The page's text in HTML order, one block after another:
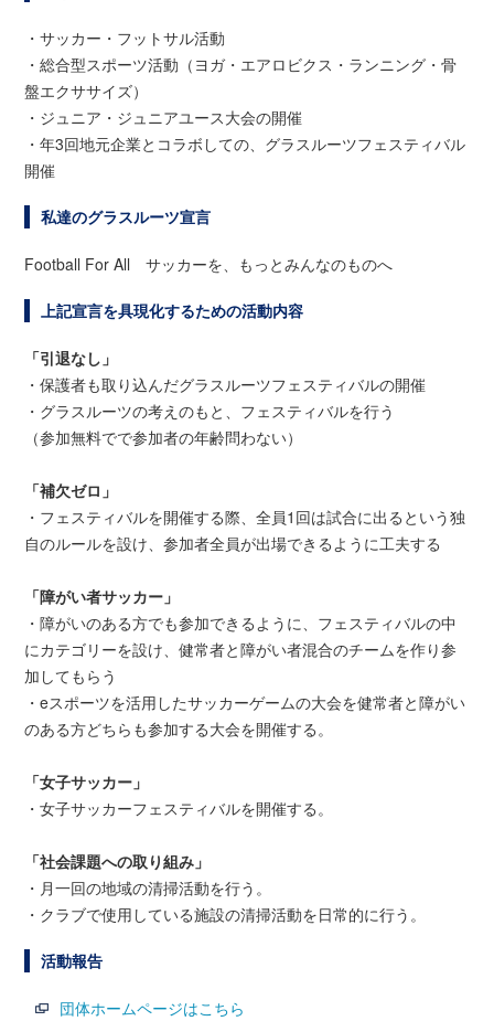
・サッカー・フットサル活動
・総合型スポーツ活動（ヨガ・エアロビクス・ランニング・骨
盤エクササイズ）
・ジュニア・ジュニアユース大会の開催
・年3回地元企業とコラボしての、グラスルーツフェスティバル
開催
私達のグラスルーツ宣言
Football For All サッカーを、もっとみんなのものへ
上記宣言を具現化するための活動内容
「引退なし」
・保護者も取り込んだグラスルーツフェスティバルの開催
・グラスルーツの考えのもと、フェスティバルを行う
（参加無料でで参加者の年齢問わない）
「補欠ゼロ」
・フェスティバルを開催する際、全員1回は試合に出るという独
自のルールを設け、参加者全員が出場できるように工夫する
「障がい者サッカー」
・障がいのある方でも参加できるように、フェスティバルの中
にカテゴリーを設け、健常者と障がい者混合のチームを作り参
加してもらう
・eスポーツを活用したサッカーゲームの大会を健常者と障がい
のある方どちらも参加する大会を開催する。
「女子サッカー」
・女子サッカーフェスティバルを開催する。
「社会課題への取り組み」
・月一回の地域の清掃活動を行う。
・クラブで使用している施設の清掃活動を日常的に行う。
活動報告
団体ホームページはこちら